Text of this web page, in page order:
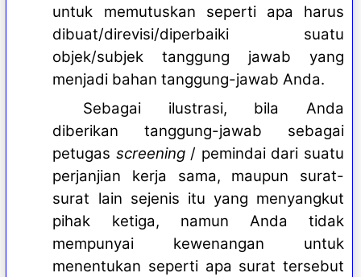
untuk memutuskan seperti apa harus
dibuat/direvisi/diperbaiki suatu
objek/subjek tanggung jawab yang
menjadi bahan tanggung-jawab Anda.
Sebagai ilustrasi, bila Anda
diberikan tanggung-jawab sebagai
petugas screening/ pemindai dari suatu
perjanjian kerja sama, maupun surat-
surat lain sejenis itu yang menyangkut
pihak ketiga, namun Anda tidak
mempunyai kewenangan untuk
menentukan seperti apa surat tersebut